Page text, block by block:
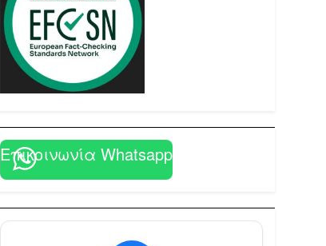
Επικοινωνία Whatsapp